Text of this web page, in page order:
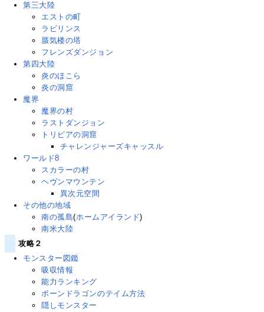
第三大陸
エストの町
ラビリンス
蜃気楼の塔
フレンズダンジョン
第四大陸
炎のほこら
炎の洞窟
魔界
魔界の村
ラストダンジョン
トリビアの洞窟
チャレンジャーズキャッスル
ワールド8
スカラーの村
ヘヴンマウンテン
異次元空間
その他の地域
南の孤島(ホームアイランド)
南米大陸
攻略２
モンスター図鑑
吸収情報
能力ランキング
ボーンドラゴンのテイム方法
隠しモンスター